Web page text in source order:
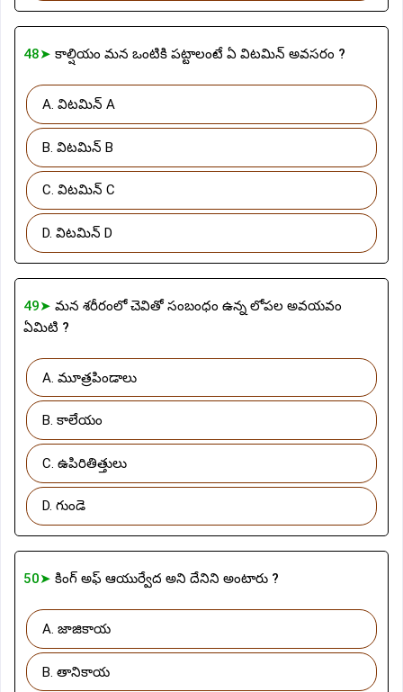
48➤ కాల్షియం మన ఒంటికి పట్టాలంటే ఏ విటమిన్ అవసరం ?
A. విటమిన్ A
B. విటమిన్ B
C. విటమిన్ C
D. విటమిన్ D
49➤ మన శరీరంలో చెవితో సంబంధం ఉన్న లోపల అవయవం
ఏమిటి ?
A. మూత్రపిండాలు
B. కాలేయం
C. ఉపిరితిత్తులు
D. గుండె
50➤ కింగ్ అఫ్ ఆయుర్వేద అని దేనిని అంటారు ?
A. జాజికాయ
B. తానికాయ